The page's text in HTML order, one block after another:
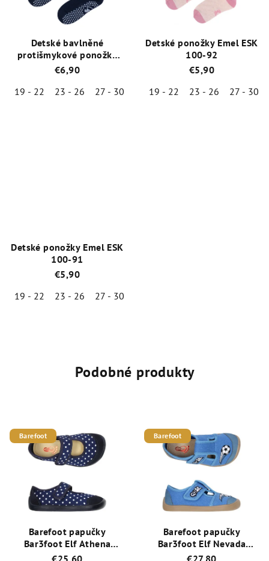
Detské bavlněné
protišmykové ponožky
Emel SBA 100-32 - tmavo
€6,90
19 - 22
23 - 26
27 - 30
Detské ponožky Emel ESK
100-92
€5,90
19 - 22
23 - 26
27 - 30
Detské ponožky Emel ESK
100-91
€5,90
19 - 22
23 - 26
27 - 30
5,0Podobné produkty
Barefoot
Barefoot papučky
Bar3foot Elf Athena
3BE2/5 - bodka
€25,60
Barefoot
Barefoot papučky
Bar3foot Elf Nevada
3BE3/15R - svetlo modrá
€27,80